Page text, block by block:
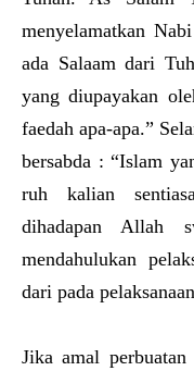
menyelamatkan
ada Salaam dari
yang diupayakan
faedah apa-apa.”
bersabda : “Islam
ruh kalian
dihadapan Allah
mendahulukan
dari pada
Jika amal